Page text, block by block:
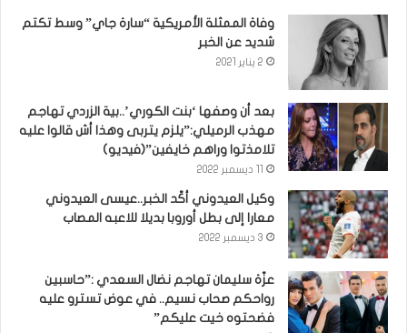
وفاة الممثلة الأمريكية “سارة جاي” وسط تكتم
شديد عن الخبر
2 يناير 2021
بعد أن وصفها ‘بنت الكوري’..بية الزردي تهاجم
مهذب الرميلي:”يلزم يتربى وهذا أش قالوا عليه
تلامذتوا وراهم خايفين”(فيديو)
وكيل العيدوني أكّد الخبر..عيسى العيدوني
معارا إلى بطل أوروبا بديلا للاعبه المصاب
3 ديسمبر 2022
عزّة سليمان تهاجم نضال السعدي :”حاسبين
رواحكم صحاب نسيم.. في عوض تسترو عليه
فضحتوه خيت عليكم”